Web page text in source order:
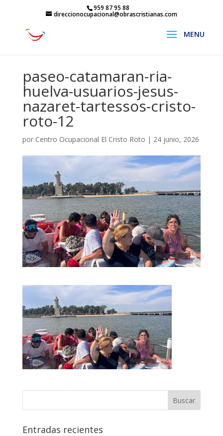
959 87 95 88
direccionocupacional@obrascristianas.com
paseo-catamaran-ria-
huelva-usuarios-jesus-
nazaret-tartessos-cristo-
roto-12
por Centro Ocupacional El Cristo Roto | 24 junio, 2026
Entradas recientes